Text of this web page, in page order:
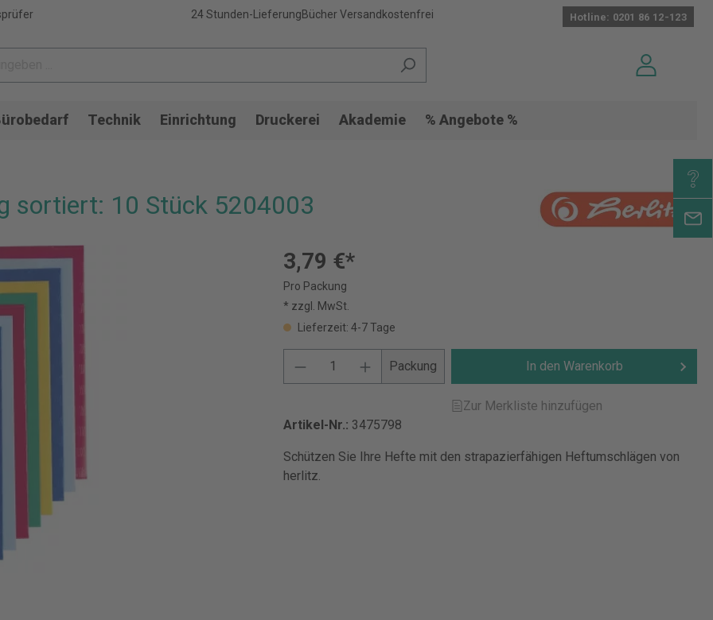
24 Stunden-LieferungBücher Versandkostenfrei Hotline: 0201 86 12-123
Technik Einrichtung Druckerei Akademie % Angebote %
sortiert: 10 Stück 5204003
3,79 €*
Pro Packung
* zzgl. MwSt.
Lieferzeit: 4-7 Tage
Packung In den Warenkorb
Zur Merkliste hinzufügen
Artikel-Nr.: 3475798
Schützen Sie Ihre Hefte mit den strapazierfähigen Heftumschlägen von
herlitz.